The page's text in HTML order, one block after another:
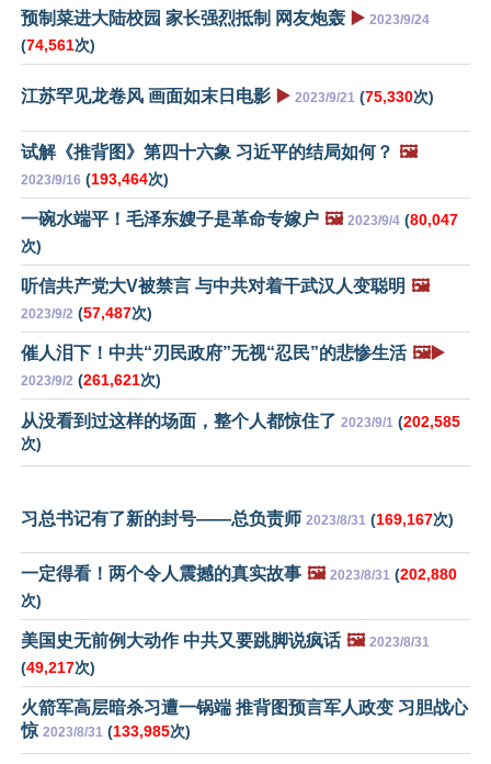
预制菜进大陆校园 家长强烈抵制 网友炮轰 ▶️ 2023/9/24
(74,561次)
江苏罕见龙卷风 画面如末日电影 ▶️ 2023/9/21 (75,330次)
试解《推背图》第四十六象 习近平的结局如何？ 🖼️
2023/9/16 (193,464次)
一碗水端平！毛泽东嫂子是革命专嫁户 🖼️ 2023/9/4 (80,047
次)
听信共产党大V被禁言 与中共对着干武汉人变聪明 🖼️
2023/9/2 (57,487次)
催人泪下！中共“刃民政府”无视“忍民”的悲惨生活 🖼️▶️
2023/9/2 (261,621次)
从没看到过这样的场面，整个人都惊住了 2023/9/1 (202,585
次)
习总书记有了新的封号——总负责师 2023/8/31 (169,167次)
一定得看！两个令人震撼的真实故事 🖼️ 2023/8/31 (202,880
次)
美国史无前例大动作 中共又要跳脚说疯话 🖼️ 2023/8/31
(49,217次)
火箭军高层暗杀习遭一锅端 推背图预言军人政变 习胆战心
惊 2023/8/31 (133,985次)